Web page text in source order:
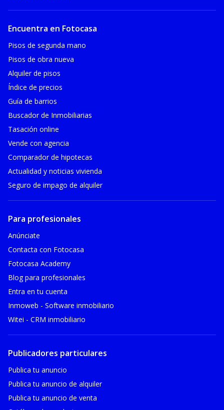
Encuentra en Fotocasa
Pisos de segunda mano
Pisos de obra nueva
Alquiler de pisos
Índice de precios
Guía de barrios
Buscador de Inmobiliarias
Tasación online
Vende con agencia
Comparador de hipotecas
Actualidad y noticias vivienda
Seguro de impago de alquiler
Para profesionales
Anúnciate
Contacta con Fotocasa
Fotocasa Academy
Blog para profesionales
Entra en tu cuenta
Inmoweb - Software inmobiliario
Witei - CRM inmobiliario
Publicadores particulares
Publica tu anuncio
Publica tu anuncio de alquiler
Publica tu anuncio de venta